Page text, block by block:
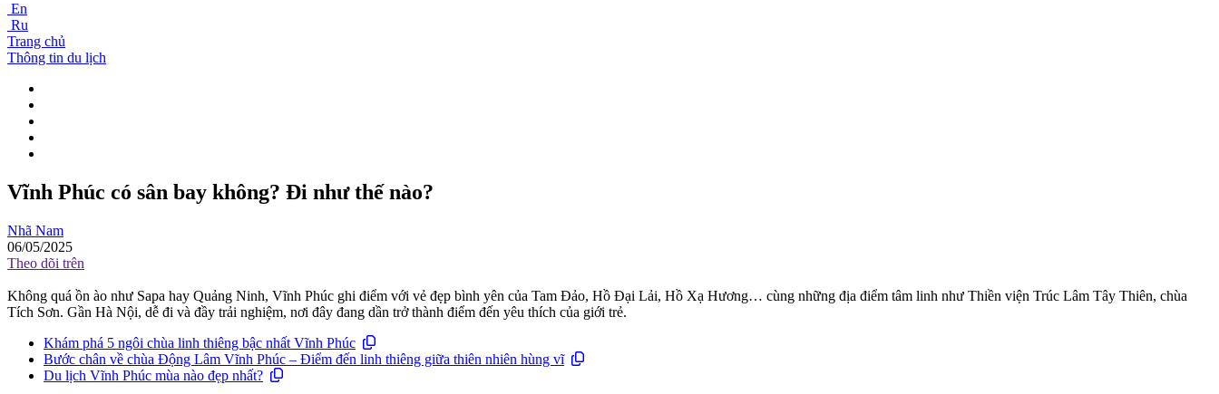
En
Ru
Trang chủ
Thông tin du lịch
Vĩnh Phúc có sân bay không? Đi như thế nào?
Nhã Nam
06/05/2025
Theo dõi trên
Không quá ồn ào như Sapa hay Quảng Ninh, Vĩnh Phúc ghi điểm với vẻ đẹp bình yên của Tam Đảo, Hồ Đại Lải, Hồ Xạ Hương… cùng những địa điểm tâm linh như Thiền viện Trúc Lâm Tây Thiên, chùa
Tích Sơn. Gần Hà Nội, dễ đi và đầy trải nghiệm, nơi đây đang dần trở thành điểm đến yêu thích của giới trẻ.
Khám phá 5 ngôi chùa linh thiêng bậc nhất Vĩnh Phúc
Bước chân về chùa Động Lâm Vĩnh Phúc – Điểm đến linh thiêng giữa thiên nhiên hùng vĩ
Du lịch Vĩnh Phúc mùa nào đẹp nhất?